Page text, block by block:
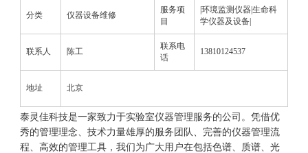
分类 仪器设备维修
服务项
目
|环境监测仪器|生命科
学仪器及设备|
联系人 陈工
联系电
话
13810124537
地址 北京
泰灵佳科技是一家致力于实验室仪器管理服务的公司。凭借优
秀的管理理念、技术力量雄厚的服务团队、完善的仪器管理流
程、高效的管理工具，我们为广大用户在包括色谱、质谱、光